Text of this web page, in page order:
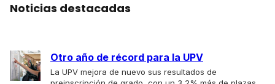
Noticias destacadas
Otro año de récord para la UPV
La UPV mejora de nuevo sus resultados de